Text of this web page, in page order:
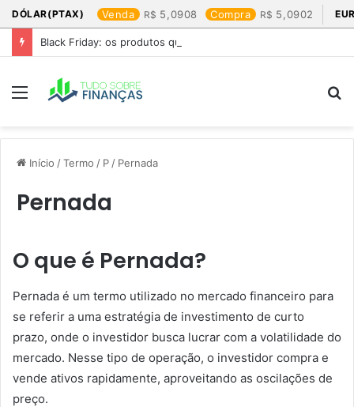
DÓLAR(PTAX) Venda 5,0908 Compra 5,0902
Black Friday: os produtos que mais valem a pena
Menu
Início /Termo / P / Pernada
Pernada
O que é Pernada?
Pernada é um termo utilizado no mercado financeiro para
se referir a uma estratégia de investimento de curto
prazo, onde o investidor busca lucrar com a volatilidade do
mercado. Nesse tipo de operação, o investidor compra e
vende ativos rapidamente, aproveitando as oscilações de
preço.